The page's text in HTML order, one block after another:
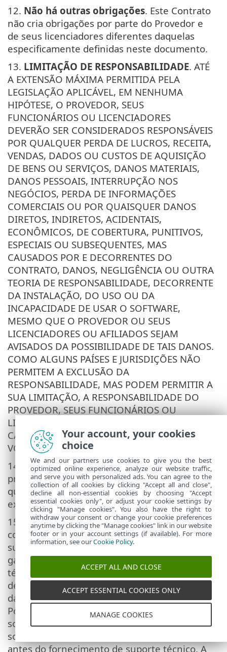
12. Não há outras obrigações. Este Contrato
não cria obrigações por parte do Provedor e
de seus licenciadores diferentes daquelas
especificamente definidas neste documento.
13. LIMITAÇÃO DE RESPONSABILIDADE. ATÉ
A EXTENSÃO MÁXIMA PERMITIDA PELA
LEGISLAÇÃO APLICÁVEL, EM NENHUMA
HIPÓTESE, O PROVEDOR, SEUS
FUNCIONÁRIOS OU LICENCIADORES
DEVERÃO SER CONSIDERADOS RESPONSÁVEIS
POR QUALQUER PERDA DE LUCROS, RECEITA,
VENDAS, DADOS OU CUSTOS DE AQUISIÇÃO
DE BENS OU SERVIÇOS, DANOS MATERIAIS,
DANOS PESSOAIS, INTERRUPÇÃO NOS
NEGÓCIOS, PERDA DE INFORMAÇÕES
COMERCIAIS OU POR QUAISQUER DANOS
DIRETOS, INDIRETOS, ACIDENTAIS,
ECONÔMICOS, DE COBERTURA, PUNITIVOS,
ESPECIAIS OU SUBSEQUENTES, MAS
CAUSADOS POR E DECORRENTES DO
CONTRATO, DANOS, NEGLIGÊNCIA OU OUTRA
TEORIA DE RESPONSABILIDADE, DECORRENTE
DA INSTALAÇÃO, DO USO OU DA
INCAPACIDADE DE USAR O SOFTWARE,
MESMO QUE O PROVEDOR OU SEUS
LICENCIADORES OU AFILIADOS SEJAM
AVISADOS DA POSSIBILIDADE DE TAIS DANOS.
COMO ALGUNS PAÍSES E JURISDIÇÕES NÃO
PERMITEM A EXCLUSÃO DA
RESPONSABILIDADE, MAS PODEM PERMITIR A
SUA LIMITAÇÃO, A RESPONSABILIDADE DO
PROVEDOR, SEUS FUNCIONÁRIOS OU
LICENCIADORES OU AFILIADOS, NESSES
CASOS, DEVERÁ ESTAR LIMITADA À SOMA QUE
VOCÊ PAGOU PELA LICENÇA.
14. Nada contido neste Contrato deverá
prejudicar os direitos legais de qualquer parte
que atua como um consumidor se estiver
executando o contrariem.
15.
Suporte técnico. A ESET ou terceiros
comissionados pela ESET deverão fornecer
suporte técnico a seu critério, sem quaisquer
garantias ou declarações. Nenhum suporte
técnico será fornecido depois do Software ou
de qualquer um de seus recursos chegar à
data de Fim da vida, conforme definido na
Política EOL. O Usuário final deverá ser
solicitado a fazer backup de todos os dados,
software e recursos de programa existentes
antes do fornecimento de suporte técnico. A
Your account, your cookies
choice
We and our partners use cookies to give you the best
optimized online experience, analyze our website traffic,
and serve you with personalized ads. You can agree to the
collection of all cookies by clicking "Accept all and close",
decline all non-essential cookies by choosing "Accept
essential cookies only", or adjust your cookie settings by
clicking "Manage cookies". You also have the right to
withdraw your consent or change your cookie preferences
anytime by clicking the "Manage cookies" link in our website
footer or in your account settings (if available). For more
information, see ourCookie Policy.
ACCEPT ALL AND CLOSE
ACCEPT ESSENTIAL COOKIES ONLY
MANAGE COOKIES